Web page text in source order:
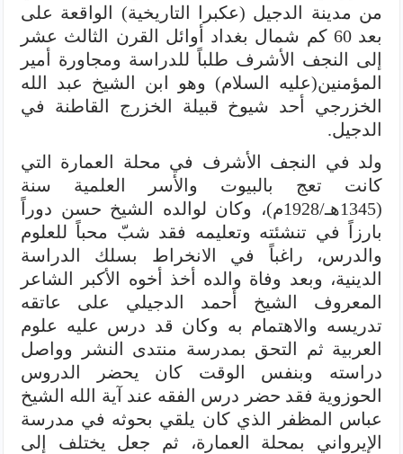
من مدينة الدجيل (عكبرا التاريخية) الواقعة على
بعد 60 كم شمال بغداد أوائل القرن الثالث عشر
إلى النجف الأشرف طلباً للدراسة ومجاورة أمير
المؤمنين(عليه السلام) وهو ابن الشيخ عبد الله
الخزرجي أحد شيوخ قبيلة الخزرج القاطنة في
الدجيل.
ولد في النجف الأشرف في محلة العمارة التي
كانت تعج بالبيوت والأسر العلمية سنة
(1345هـ/1928م)، وكان لوالده الشيخ حسن دوراً
بارزاً في تنشئته وتعليمه فقد شبّ محباً للعلوم
والدرس، راغباً في الانخراط بسلك الدراسة
الدينية، وبعد وفاة والده أخذ أخوه الأكبر الشاعر
المعروف الشيخ أحمد الدجيلي على عاتقه
تدريسه والاهتمام به وكان قد درس عليه علوم
العربية ثم التحق بمدرسة منتدى النشر وواصل
دراسته وبنفس الوقت كان يحضر الدروس
الحوزوية فقد حضر درس الفقه عند آية الله الشيخ
عباس المظفر الذي كان يلقي بحوثه في مدرسة
الإيرواني بمحلة العمارة، ثم جعل يختلف إلى